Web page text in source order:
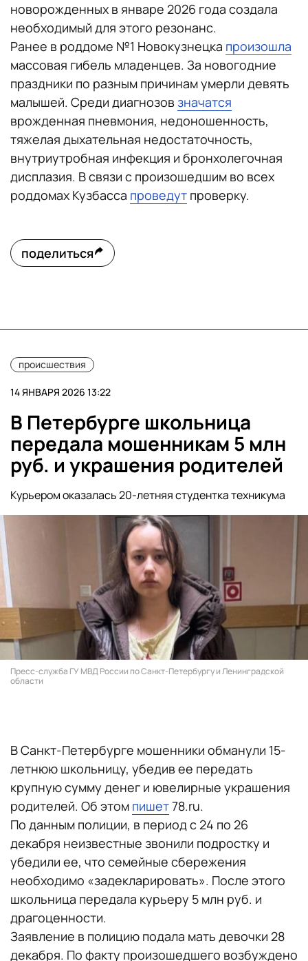
новорожденных в январе 2026 года создала
необходимый для этого резонанс.
Ранее в роддоме №1 Новокузнецка произошла
массовая гибель младенцев. За новогодние
праздники по разным причинам умерли девять
малышей. Среди диагнозов значатся
врожденная пневмония, недоношенность,
тяжелая дыхательная недостаточность,
внутриутробная инфекция и бронхолегочная
дисплазия. В связи с произошедшим во всех
роддомах Кузбасса проведут проверку.
поделиться
происшествия
14 ЯНВАРЯ 2026 13:22
В Петербурге школьница
передала мошенникам 5 млн
руб. и украшения родителей
Курьером оказалась 20-летняя студентка техникума
Пресс-служба ГУ МВД России по Санкт-Петербургу и Ленинградской
области
В Санкт-Петербурге мошенники обманули 15-
летнюю школьницу, убедив ее передать
крупную сумму денег и ювелирные украшения
родителей. Об этом пишет78.ru.
По данным полиции, в период с 24 по 26
декабря неизвестные звонили подростку и
убедили ее, что семейные сбережения
необходимо «задекларировать». После этого
школьница передала курьеру 5 млн руб. и
драгоценности.
Заявление в полицию подала мать девочки 28
декабря. По факту произошедшего возбуждено